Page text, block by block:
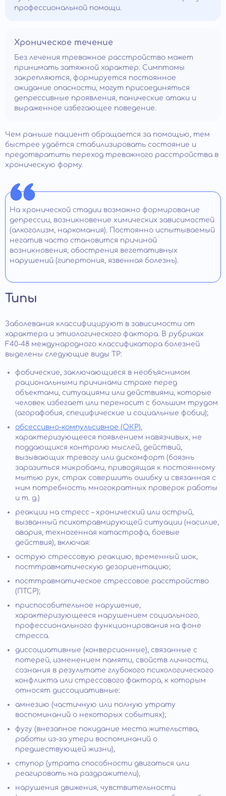
профессиональной помощи.
Хроническое течение
Без лечения тревожное расстройство может
принимать затяжной характер. Симптомы
закрепляются, формируется постоянное
ожидание опасности, могут присоединяться
депрессивные проявления, панические атаки и
выраженное избегающее поведение.
Чем раньше пациент обращается за помощью, тем
быстрее удаётся стабилизировать состояние и
предотвратить переход тревожного расстройства в
хроническую форму.
На хронической стадии возможно формирование
депрессии, возникновение химических зависимостей
(алкоголизм, наркомания). Постоянно испытываемый
негатив часто становится причиной
возникновения, обострения вегетативных
нарушений (гипертония, язвенная болезнь).
Типы
Заболевания классифицируют в зависимости от
характера и этиологического фактора. В рубриках
F40-48 международного классификатора болезней
выделены следующие виды ТР:
фобические, заключающиеся в необъяснимом
рациональными причинами страхе перед
объектами, ситуациями или действиями, которые
человек избегает или переносит с большим трудом
(агорафобия, специфические и социальные фобии);
обсессивно-компульсивное (ОКР),
характеризующееся появлением навязчивых, не
поддающихся контролю мыслей, действий,
вызывающих тревогу или дискомфорт (боязнь
заразиться микробами, приводящая к постоянному
мытью рук, страх совершить ошибку и связанная с
ним потребность многократных проверок работы
и т. д.)
реакции на стресс – хронический или острый,
вызванный психотравмирующей ситуации (насилие,
авария, техногенная катастрофа, боевые
действия), включая:
острую стрессовую реакцию, временный шок,
посттравматическую дезориентацию;
посттравматическое стрессовое расстройство
(ПТСР);
приспособительное нарушение,
характеризующееся нарушением социального,
профессионального функционирования на фоне
стресса.
диссоциативные (конверсионные), связанные с
потерей, изменением памяти, свойств личности,
сознания в результате глубокого психологического
конфликта или стрессового фактора, к которым
относят диссоциативные:
амнезию (частичную или полную утрату
воспоминаний о некоторых событиях);
фугу (внезапное покидание места жительства,
работы из-за утери воспоминаний о
предшествующей жизни),
ступор (утрата способности двигаться или
реагировать на раздражители),
нарушения движения, чувствительности